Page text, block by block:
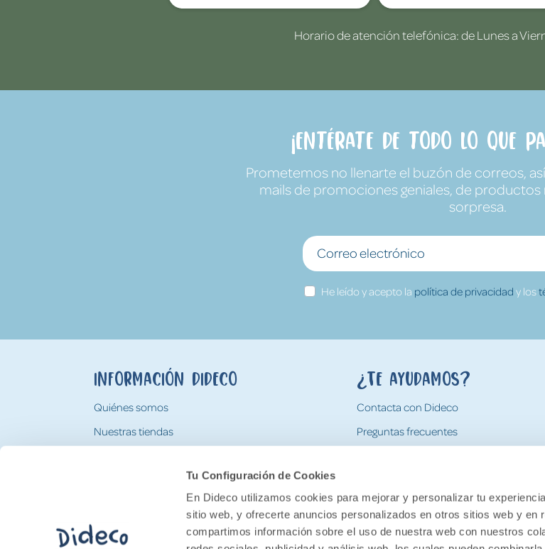
Tu Configuración de Cookies
En Dideco utilizamos cookies para mejorar y personalizar tu
sitio web, y ofrecerte anuncios personalizados en otros sitios web y en
compartimos información sobre el uso de nuestra web con nuestros
Horario de atención telefónica: de Lunes a
¡Entérate de todo lo que
Prometemos no llenarte el buzón de correos,
mails de promociones geniales, de productos
sorpresa.
He leído y acepto la política de privacidad y los
Información Dideco
Quiénes somos
Nuestras tiendas
Tarjeta Regalo Dideco
¿Te ayudamos?
Contacta con Dideco
Preguntas frecuentes
Devoluciones